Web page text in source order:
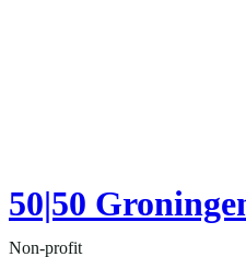
50|50
Non-profit